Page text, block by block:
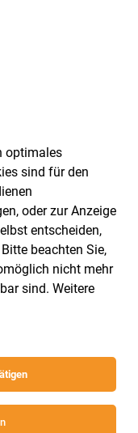
optimales
sind für den
oder zur Anzeige
entscheiden,
beachten Sie,
nicht mehr
sind. Weitere